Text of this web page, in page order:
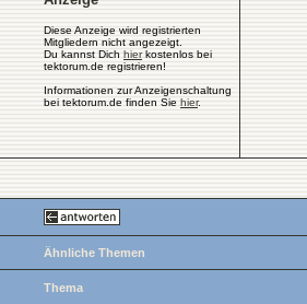
Diese Anzeige wird registrierten
Mitgliedern nicht angezeigt.
Du kannst Dich hierkostenlos bei
tektorum.de registrieren!
Informationen zur Anzeigenschaltung
bei tektorum.de finden Sie hier.
Ähnliche Themen
Thema